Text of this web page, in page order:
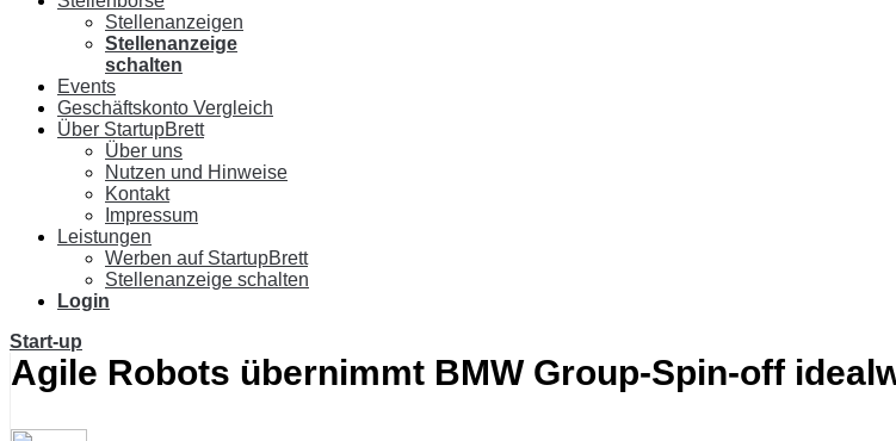
Stellenanzeigen
Stellenanzeige
schalten
Events
Geschäftskonto Vergleich
Über StartupBrett
Über uns
Nutzen und Hinweise
Kontakt
Impressum
Leistungen
Werben auf StartupBrett
Stellenanzeige schalten
Login
Start-up
Agile Robots übernimmt BMW Group-Spin-off